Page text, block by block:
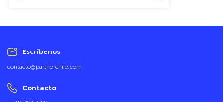
Escríbenos
contacto@partnerchile.com
Contacto